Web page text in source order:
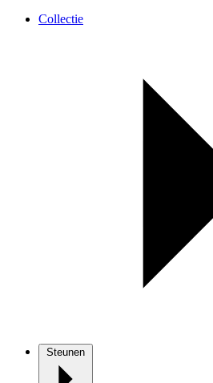
Collectie
Steunen